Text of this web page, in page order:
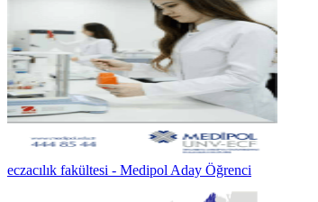
eczacılık fakültesi - Medipol Aday Öğrenci